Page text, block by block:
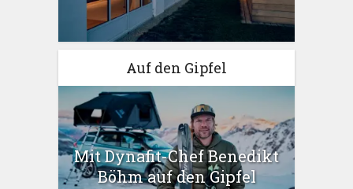
Auf den Gipfel
Mit Dynafit-Chef Benedikt
Böhm auf den Gipfel